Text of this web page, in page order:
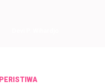
PERISTIWA